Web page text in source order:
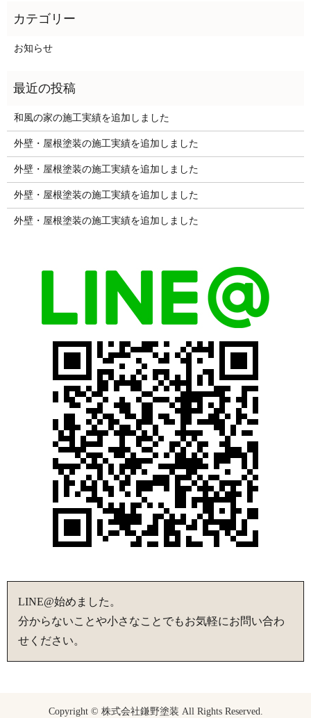
お知らせ
和風の家の施工実績を追加しました
外壁・屋根塗装の施工実績を追加しました
外壁・屋根塗装の施工実績を追加しました
外壁・屋根塗装の施工実績を追加しました
外壁・屋根塗装の施工実績を追加しました
LINE@始めました。
分からないことや小さなことでもお気軽にお問い合わ
せください。
Copyright © 株式会社鎌野塗装 All Rights Reserved.